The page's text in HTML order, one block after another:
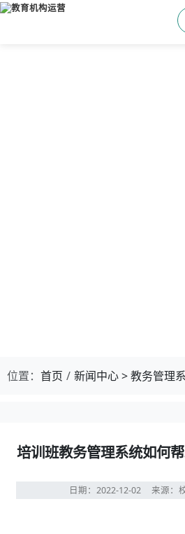
位置： 首页 新闻中心>教务管理
培训班教务管理系统如何
日期：2022-12-02 来源：